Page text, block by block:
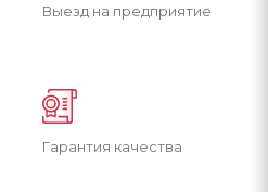
Выезд на предприятие
Гарантия качества